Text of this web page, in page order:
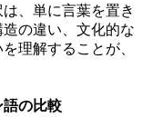
、単に言葉を置き
の違い、文化的な
理解することが、
語の比較